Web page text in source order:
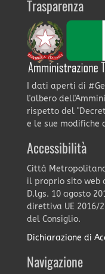
Trasparenza
I dati aperti di
l'albero
rispetto del
e le sue modifiche
Accessibilità
Città
il proprio sito web
D.lgs. 10 agosto
direttiva UE 2016/
del Consiglio.
Dichiarazione di
Navigazione